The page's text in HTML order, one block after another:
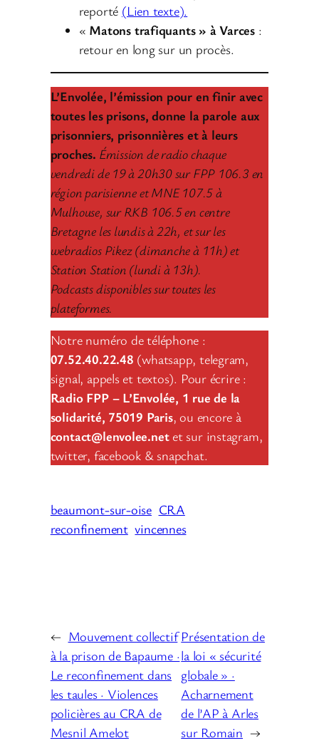
reporté (Lien texte).
« Matons trafiquants » à Varces :
retour en long sur un procès.
L’Envolée, l’émission pour en finir avec
toutes les prisons, donne la parole aux
prisonniers, prisonnières et à leurs
proches. Émission de radio chaque
vendredi de 19 à 20h30 sur FPP 106.3 en
région parisienne et MNE 107.5 à
Mulhouse, sur RKB 106.5 en centre
Bretagne les lundis à 22h, et sur les
webradios Pikez (dimanche à 11h) et
Station Station (lundi à 13h).
Podcasts disponibles sur toutes les
plateformes.
Notre numéro de téléphone :
07.52.40.22.48 (whatsapp, telegram,
signal, appels et textos). Pour écrire :
Radio FPP – L’Envolée, 1 rue de la
solidarité, 75019 Paris, ou encore à
contact@lenvolee.netet sur instagram,
twitter, facebook & snapchat.
beaumont-sur-oise CRA
reconfinement vincennes
← Mouvement collectif
à la prison de Bapaume ·
Le reconfinement dans
les taules · Violences
policières au CRA de
Mesnil Amelot
Présentation de
la loi « sécurité
globale » ·
Acharnement
de l’AP à Arles
sur Romain →